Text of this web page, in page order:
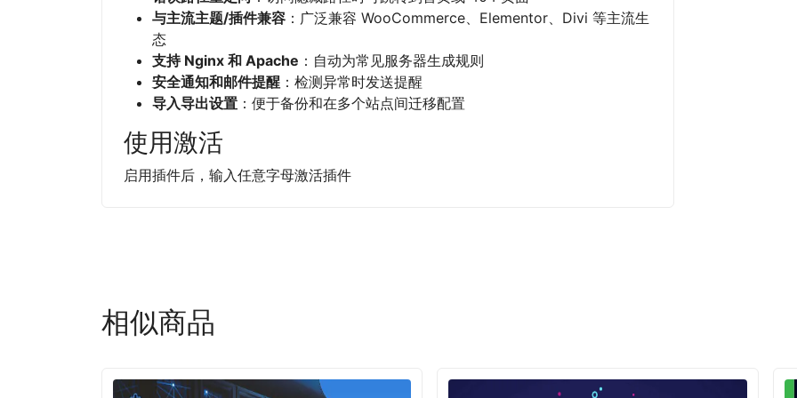
与主流主题/插件兼容 ：广泛兼容 WooCommerce、Elementor、Divi 等主流生
态
支持 Nginx 和 Apache ：自动为常见服务器生成规则
安全通知和邮件提醒 ：检测异常时发送提醒
导入导出设置 ：便于备份和在多个站点间迁移配置
使用激活
启用插件后，输入任意字母激活插件
相似商品